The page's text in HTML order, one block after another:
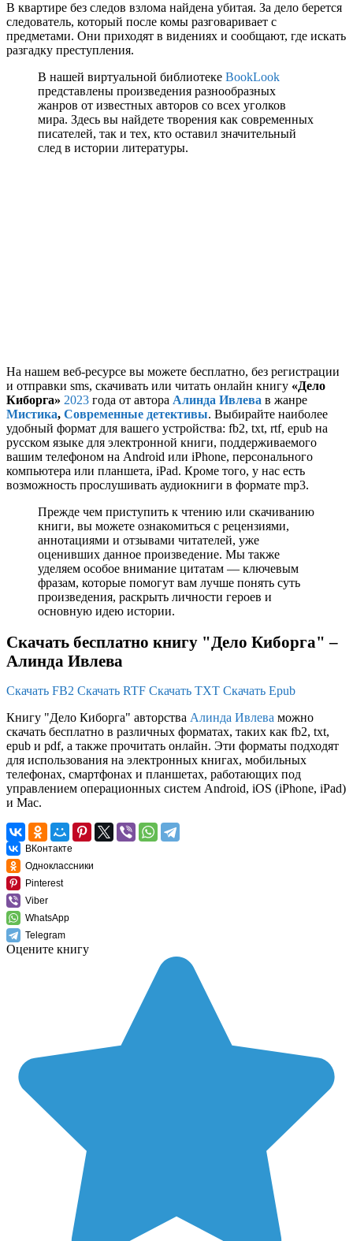
В квартире без следов взлома найдена убитая. За дело берется
следователь, который после комы разговаривает с
предметами. Они приходят в видениях и сообщают, где искать
разгадку преступления.
В нашей виртуальной библиотеке BookLook
представлены произведения разнообразных
жанров от известных авторов со всех уголков
мира. Здесь вы найдете творения как современных
писателей, так и тех, кто оставил значительный
след в истории литературы.
На нашем веб-ресурсе вы можете бесплатно, без регистрации
и отправки sms, скачивать или читать онлайн книгу «Дело
Киборга» 2023 года от автора Алинда Ивлева в жанре
Мистика, Современные детективы. Выбирайте наиболее
удобный формат для вашего устройства: fb2, txt, rtf, epub на
русском языке для электронной книги, поддерживаемого
вашим телефоном на Android или iPhone, персонального
компьютера или планшета, iPad. Кроме того, у нас есть
возможность прослушивать аудиокниги в формате mp3.
Прежде чем приступить к чтению или скачиванию
книги, вы можете ознакомиться с рецензиями,
аннотациями и отзывами читателей, уже
оценивших данное произведение. Мы также
уделяем особое внимание цитатам — ключевым
фразам, которые помогут вам лучше понять суть
произведения, раскрыть личности героев и
основную идею истории.
Скачать бесплатно книгу "Дело Киборга" –
Алинда Ивлева
Скачать FB2 Скачать RTF Скачать TXT Скачать Epub
Книгу "Дело Киборга" авторства Алинда Ивлева можно
скачать бесплатно в различных форматах, таких как fb2, txt,
epub и pdf, а также прочитать онлайн. Эти форматы подходят
для использования на электронных книгах, мобильных
телефонах, смартфонах и планшетах, работающих под
управлением операционных систем Android, iOS (iPhone, iPad)
и Mac.
ВКонтакте
Одноклассники
Pinterest
Viber
WhatsApp
Telegram
Оцените книгу